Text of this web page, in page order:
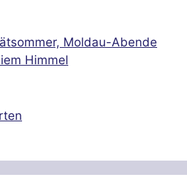
Moldau-Abende
Himmel